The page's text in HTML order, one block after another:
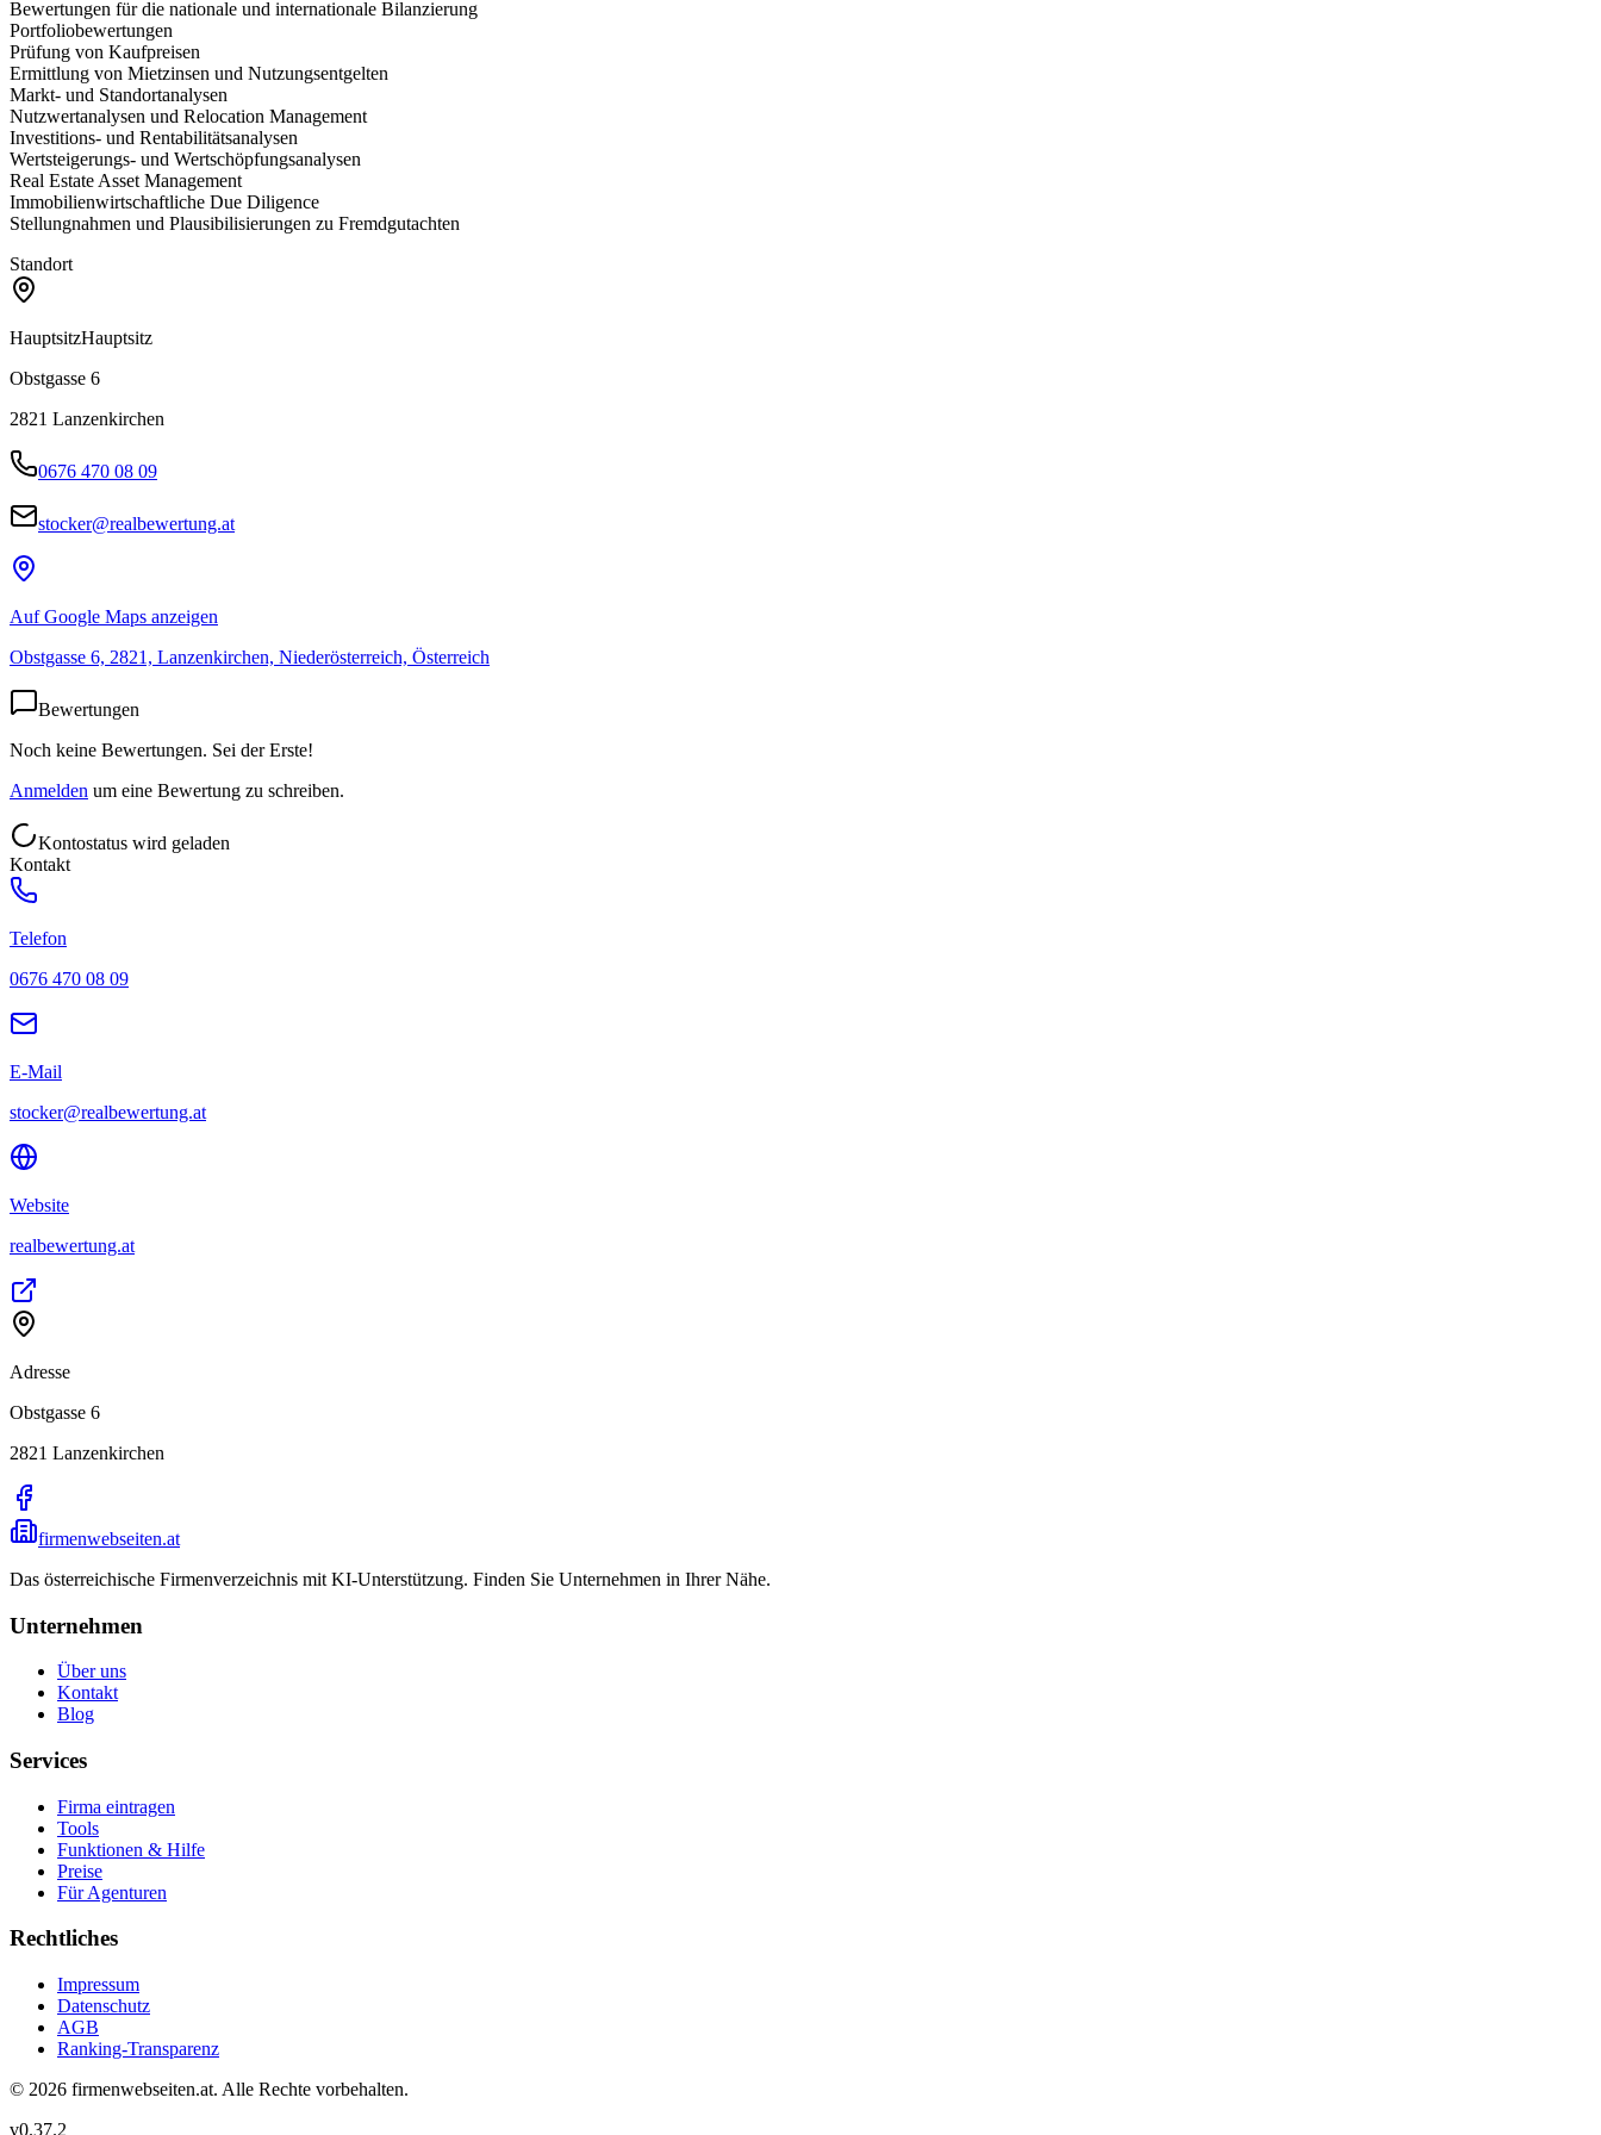
Bewertungen für die nationale und internationale Bilanzierung
Portfoliobewertungen
Prüfung von Kaufpreisen
Ermittlung von Mietzinsen und Nutzungsentgelten
Markt- und Standortanalysen
Nutzwertanalysen und Relocation Management
Investitions- und Rentabilitätsanalysen
Wertsteigerungs- und Wertschöpfungsanalysen
Real Estate Asset Management
Immobilienwirtschaftliche Due Diligence
Stellungnahmen und Plausibilisierungen zu Fremdgutachten
Standort
HauptsitzHauptsitz
Obstgasse 6
2821 Lanzenkirchen
0676 470 08 09
stocker@realbewertung.at
Auf Google Maps anzeigen
Obstgasse 6, 2821, Lanzenkirchen, Niederösterreich, Österreich
Bewertungen
Noch keine Bewertungen. Sei der Erste!
Anmelden um eine Bewertung zu schreiben.
Kontostatus wird geladen
Kontakt
Telefon
0676 470 08 09
E-Mail
stocker@realbewertung.at
Website
realbewertung.at
Adresse
Obstgasse 6
2821 Lanzenkirchen
firmenwebseiten.at
Das österreichische Firmenverzeichnis mit KI-Unterstützung. Finden Sie Unternehmen in Ihrer Nähe.
Unternehmen
Über uns
Kontakt
Blog
Services
Firma eintragen
Tools
Funktionen & Hilfe
Preise
Für Agenturen
Rechtliches
Impressum
Datenschutz
AGB
Ranking-Transparenz
© 2026 firmenwebseiten.at. Alle Rechte vorbehalten.
v0.37.2